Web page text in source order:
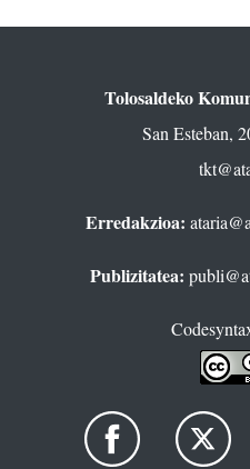
Tolosaldeko
San Esteban,
Erredakzioa:
Publizitatea: